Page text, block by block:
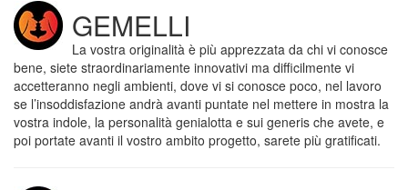
GEMELLI
La vostra originalità è più apprezzata da chi vi conosce
bene, siete straordinariamente innovativi ma difficilmente vi
accetteranno negli ambienti, dove vi si conosce poco, nel lavoro
se l’insoddisfazione andrà avanti puntate nel mettere in mostra la
vostra indole, la personalità genialotta e sui generis che avete, e
poi portate avanti il vostro ambito progetto, sarete più gratificati.